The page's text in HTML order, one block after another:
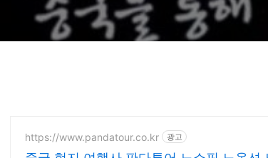
https://www.pandatour.co.kr 광고